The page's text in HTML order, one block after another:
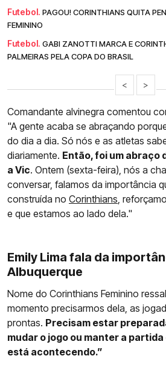
Futebol. PAGOU! CORINTHIANS QUITA
FEMININO
Futebol. GABI ZANOTTI MARCA E
PALMEIRAS PELA COPA DO BRASIL
< >
Comandante alvinegra comentou
"A gente acaba se abraçando
do dia a dia. Só nós e as atletas
diariamente. Então, foi um abraço
a Vic. Ontem (sexta-feira), nós a
conversar, falamos da importância
construída no Corinthians,
e que estamos ao lado dela."
Emily Lima fala da
Albuquerque
Nome do Corinthians Feminino
momento precisarmos dela, as
prontas. Precisam estar
mudar o jogo ou manter a
está acontecendo.”